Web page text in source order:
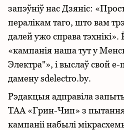
запэўніў нас Дзяніс:
пералікам таго, што вам
далей ужо справа
«кампанія наша тут у
Электра"», і выслаў свой
дамену sdelectro.by.
Рэдакцыя адправіла
ТАА «Грин-Чип» з
кампаніі набылі